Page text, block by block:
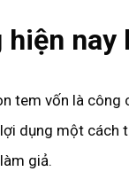
nay
tem vốn là công
dụng một cách
giả.